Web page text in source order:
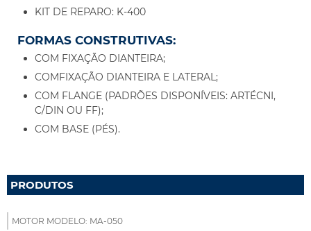
KIT DE REPARO: K-400
FORMAS CONSTRUTIVAS:
COM FIXAÇÃO DIANTEIRA;
COMFIXAÇÃO DIANTEIRA E LATERAL;
COM FLANGE (PADRÕES DISPONÍVEIS: ARTÉCNI,
C/DIN OU FF);
COM BASE (PÉS).
PRODUTOS
MOTOR MODELO: MA-050